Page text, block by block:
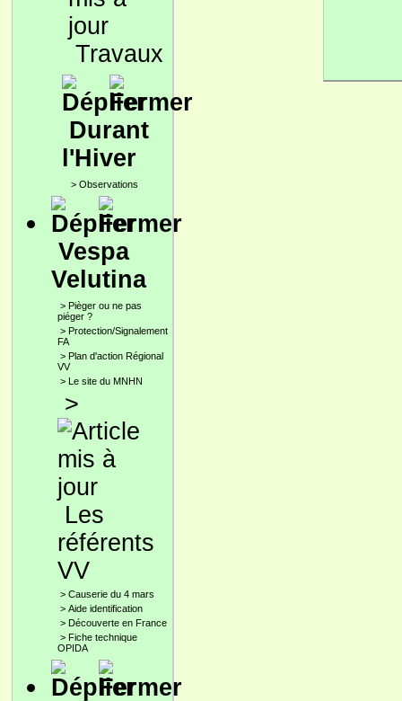
Travaux
Durant
l'Hiver
> Observations
Vespa
Velutina
> Pièger ou ne pas
piéger ?
> Protection/Signalement
FA
> Plan d'action Régional
VV
> Le site du MNHN
>
Les
référents
VV
> Causerie du 4 mars
> Aide identification
> Découverte en France
> Fiche technique
OPIDA